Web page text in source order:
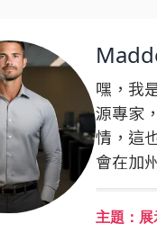
嘿，我
源專家
情，這
會在加
主題：